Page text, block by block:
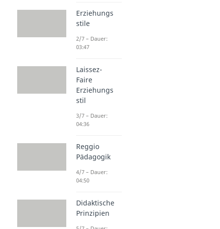
Erziehungs
stile
2/7 – Dauer:
03:47
Laissez-
Faire
Erziehungs
stil
3/7 – Dauer:
04:36
Reggio
Pädagogik
4/7 – Dauer:
04:50
Didaktische
Prinzipien